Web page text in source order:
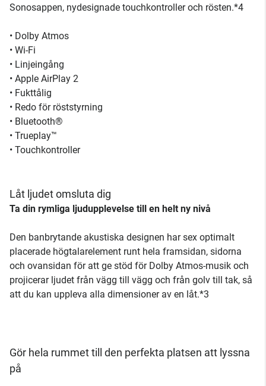
Sonosappen, nydesignade touchkontroller och rösten.*4
• Dolby Atmos
• Wi-Fi
• Linjeingång
• Apple AirPlay 2
• Fukttålig
• Redo för röststyrning
• Bluetooth®
• Trueplay™
• Touchkontroller
Låt ljudet omsluta dig
Ta din rymliga ljudupplevelse till en helt ny nivå
Den banbrytande akustiska designen har sex optimalt
placerade högtalarelement runt hela framsidan, sidorna
och ovansidan för att ge stöd för Dolby Atmos-musik och
projicerar ljudet från vägg till vägg och från golv till tak, så
att du kan uppleva alla dimensioner av en låt.*3
Gör hela rummet till den perfekta platsen att lyssna
på